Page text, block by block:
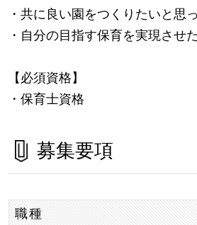
・共に良い園をつくりたいと思
・自分の目指す保育を実現させ
【必須資格】
・保育士資格
募集要項
職種